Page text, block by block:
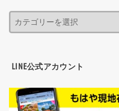
LINE公式アカウント